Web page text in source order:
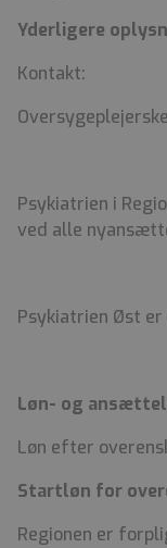
Yderligere
Kontakt:
Psykiatrien i
ved alle
Psykiatrien Øst
Løn- og
Løn efter
Startløn for
Regionen er